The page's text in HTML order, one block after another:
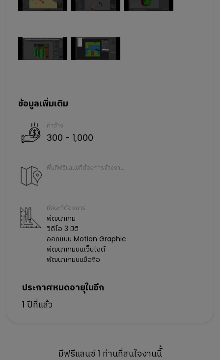
ข้อมูลเพิ่มเติม
ค่าจ้าง
300 - 1,000
พื้นที่ฟรีแลนซ์ที่ต้องการจ้างงาน
ทักษะที่ต้องการ
พัฒนาเกม
วิดีโอ 3 มิติ
ออกแบบ Motion Graphic
พัฒนาเกมบนเว็บไซต์
พัฒนาเกมบนมือถือ
ประกาศหมดอายุในอีก
1 ปีที่แล้ว
มีฟรีแลนซ์ 1 ท่านที่สนใจงานนีั้